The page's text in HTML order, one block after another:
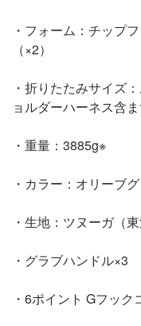
・フォーム：チップ
（×2）
・折りたたみサイズ
ョルダーハーネス含
・重量：3885g※
・カラー：オリーブ
・生地：ツヌーガ（
・グラブハンドル×3
・6ポイント Gフッ